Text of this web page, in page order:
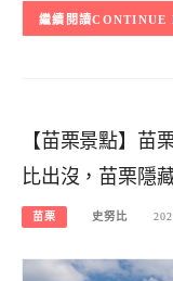
CONTINUE
【苗栗景點】苗
比出沒，苗栗隱
苗栗 史努比